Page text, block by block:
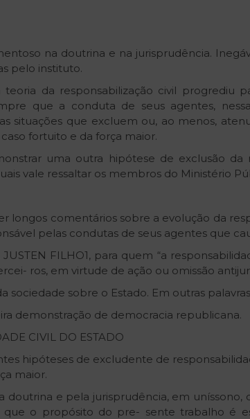
na doutrina e na jurisprudência.
pelo instituto.
da responsabilização civil progrediu
que a conduta de seus agentes,
situações que excluem ou, ao menos,
fortuito e da força maior.
uma outra hipótese de exclusão da
vale ressaltar os membros do Ministério
longos comentários sobre a evolução da
pelas condutas de seus agentes que
FILHO1, para quem “a
ros, em virtude de ação ou omissão
sociedade sobre o Estado. Em outras
demonstração de democracia republicana.
CIVIL DO ESTADO
hipóteses de excludente de
maior.
doutrina e pela jurisprudência, em
que o propósito do pre- sente trabalho é